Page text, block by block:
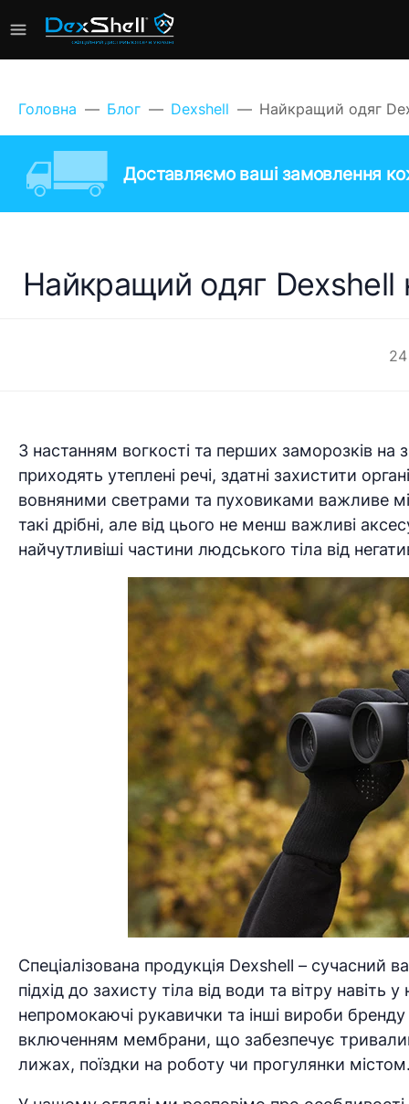
Головна Блог Dexshell Найкращий одяг
Доставляємо ваші замовлення
Найкращий одяг Dexshell
З настанням вогкості та перших заморозків на
приходять утеплені речі, здатні захистити
вовняними светрами та пуховиками важливе
такі дрібні, але від цього не менш важливі
найчутливіші частини людського тіла від
Спеціалізована продукція Dexshell – сучасний
підхід до захисту тіла від води та вітру
непромокаючі рукавички та інші вироби бренду
включенням мембрани, що забезпечує
лижах, поїздки на роботу чи прогулянки